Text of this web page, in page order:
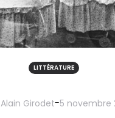
LITTÉRATURE
Alain Girodet-5 novembre